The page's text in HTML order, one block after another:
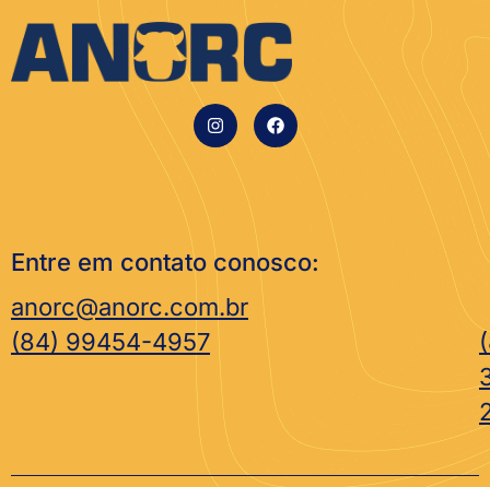
Entre em contato conosco:
anorc@anorc.com.br
(84) 99454-4957